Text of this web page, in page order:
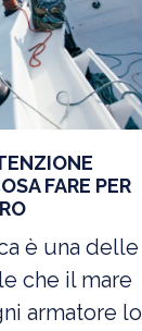
FARE PER
è una delle
che il mare
armatore lo